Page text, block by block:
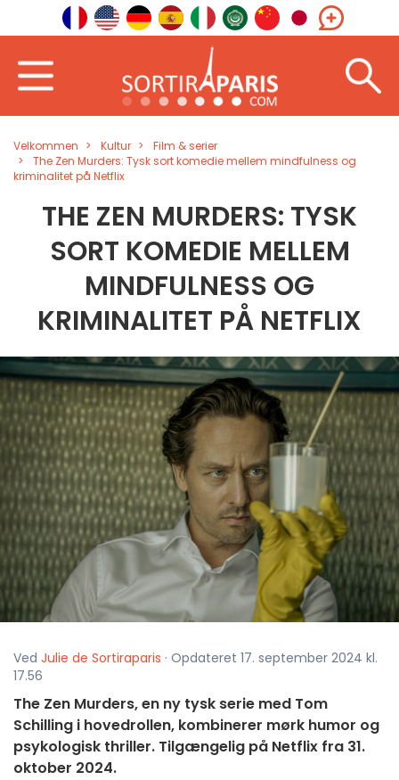
Velkommen Kultur
Film & serier
The Zen Murders: Tysk sort komedie mellem mindfulness og
kriminalitet på Netflix
THE ZEN MURDERS: TYSK
SORT KOMEDIE MELLEM
MINDFULNESS OG
KRIMINALITET PÅ NETFLIX
Ved Julie de Sortiraparis · Opdateret 17. september 2024 kl.
17.56
The Zen Murders, en ny tysk serie med Tom
Schilling i hovedrollen, kombinerer mørk humor og
psykologisk thriller. Tilgængelig på Netflix fra 31.
oktober 2024.